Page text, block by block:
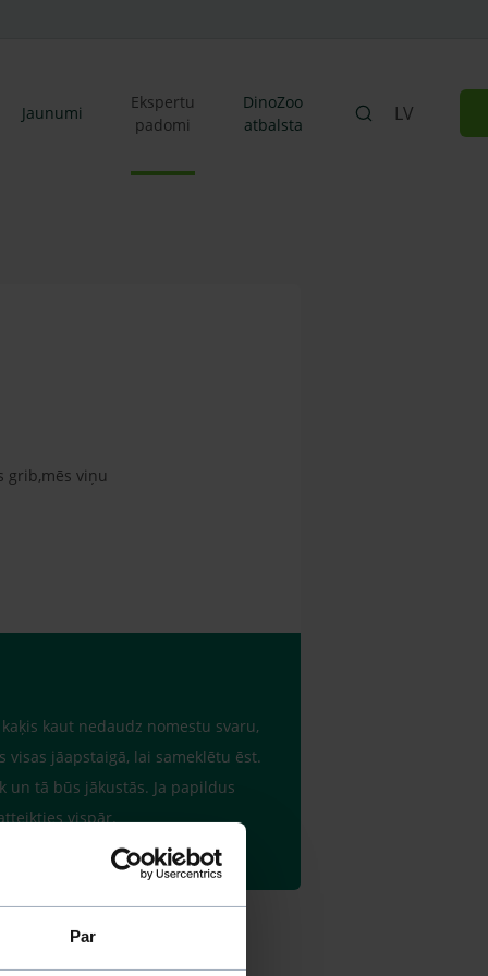
Par
Jaunumi
Ekspertu
padomi
DinoZoo
atbalsta
LV
grib,mēs viņu
kaut nedaudz nomestu svaru,
jāapstaigā, lai sameklētu ēst.
un tā būs jākustās. Ja papildus
vispār.